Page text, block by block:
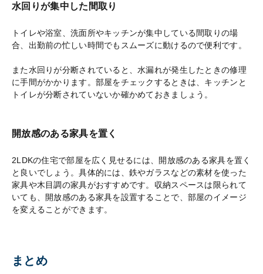
水回りが集中した間取り
トイレや浴室、洗面所やキッチンが集中している間取りの場
合、出勤前の忙しい時間でもスムーズに動けるので便利です。
また水回りが分断されていると、水漏れが発生したときの修理
に手間がかかります。部屋をチェックするときは、キッチンと
トイレが分断されていないか確かめておきましょう。
開放感のある家具を置く
2LDKの住宅で部屋を広く見せるには、開放感のある家具を置く
と良いでしょう。具体的には、鉄やガラスなどの素材を使った
家具や木目調の家具がおすすめです。収納スペースは限られて
いても、開放感のある家具を設置することで、部屋のイメージ
を変えることができます。
まとめ